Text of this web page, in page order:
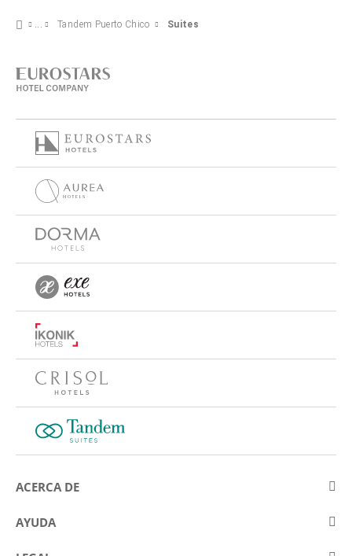
Tandem Puerto Chico Suites
ACERCA DE
Sobre Eurostars Hotel Company
AYUDA
Contactar